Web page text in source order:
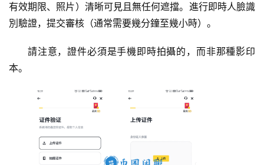
有效期限、照片）清晰可見且無任何遮擋。進行即時人臉識
別驗證，提交審核（通常需要幾分鐘至幾小時）。
請注意，證件必須是手機即時拍攝的，而非那種影印
本。